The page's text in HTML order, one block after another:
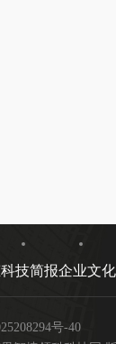
科技简报企业文化
号-40